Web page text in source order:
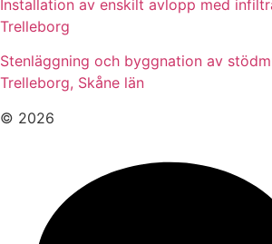
Installation av enskilt avlopp med
Trelleborg
Stenläggning och byggnation av
Trelleborg, Skåne län
© 2026